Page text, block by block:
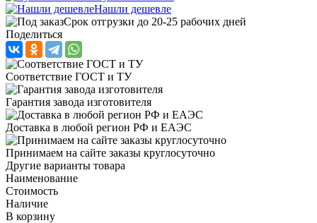
Нашли дешевле
Срок отгрузки до 20-25 рабочих дней
Поделиться
Соответствие ГОСТ и ТУ
Гарантия завода изготовителя
Доставка в любой регион РФ и ЕАЭС
Принимаем на сайте заказы круглосуточно
Другие варианты товара
Наименование
Стоимость
Наличие
В корзину